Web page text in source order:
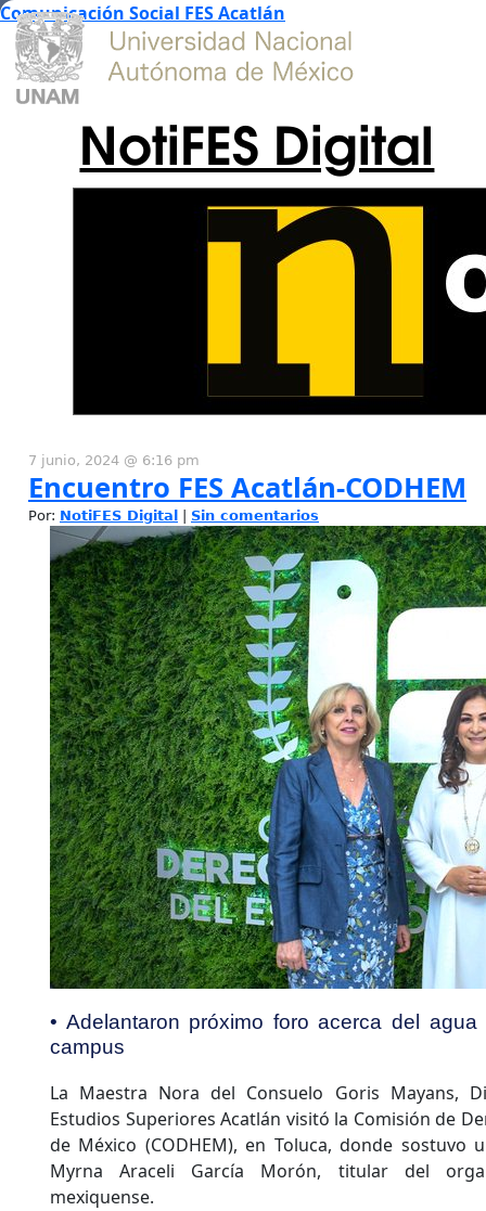
Comunicación Social FES Acatlán
NotiFES Digital
7 junio, 2024 @ 6:16 pm
Encuentro FES Acatlán-CODHEM
Por: NotiFES Digital Sin comentarios
• Adelantaron próximo foro acerca del
campus
La Maestra Nora del Consuelo Goris Mayans,
Estudios Superiores Acatlán visitó la Comisión de
de México (CODHEM), en Toluca, donde sostuvo
Myrna Araceli García Morón, titular del
mexiquense.